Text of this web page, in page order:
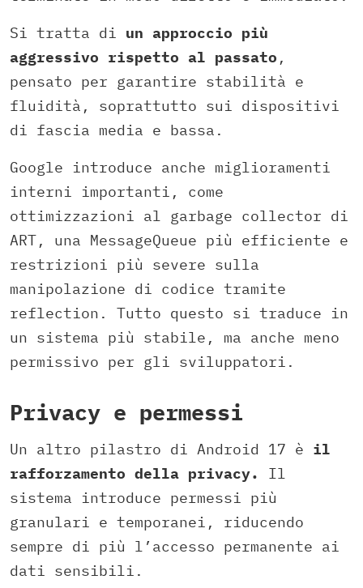
Si tratta di un approccio più
aggressivo rispetto al passato ,
pensato per garantire stabilità e
fluidità, soprattutto sui dispositivi
di fascia media e bassa.
Google introduce anche miglioramenti
interni importanti, come
ottimizzazioni al garbage collector di
ART, una MessageQueue più efficiente e
restrizioni più severe sulla
manipolazione di codice tramite
reflection. Tutto questo si traduce in
un sistema più stabile, ma anche meno
permissivo per gli sviluppatori.
Privacy e permessi
Un altro pilastro di Android 17 è il
rafforzamento della privacy.
Il
sistema introduce permessi più
granulari e temporanei, riducendo
sempre di più l’accesso permanente ai
dati sensibili.